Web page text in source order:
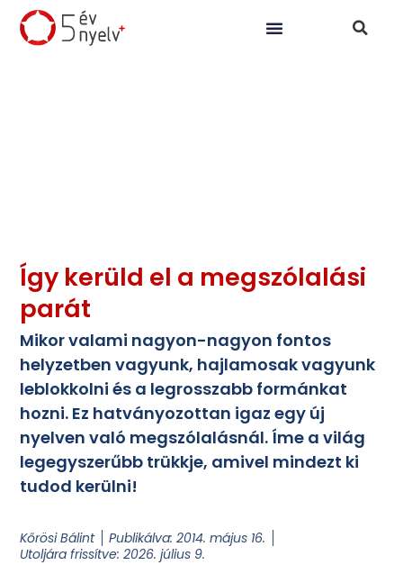
Így kerüld el a megszólalási
parát
Mikor valami nagyon-nagyon fontos
helyzetben vagyunk, hajlamosak vagyunk
leblokkolni és a legrosszabb formánkat
hozni. Ez hatványozottan igaz egy új
nyelven való megszólalásnál. Íme a világ
legegyszerűbb trükkje, amivel mindezt ki
tudod kerülni!
Kőrösi Bálint Publikálva: 2014. május 16.
Utoljára frissítve: 2026. július 9.